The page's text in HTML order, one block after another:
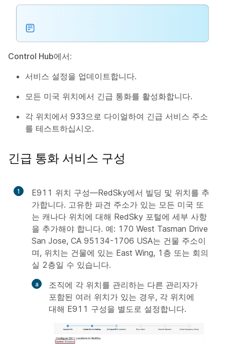
Control Hub에서:
서비스 설정을 업데이트합니다.
모든 미국 위치에서 긴급 통화를 활성화합니다.
각 위치에서 933으로 다이얼하여 긴급 서비스 주소
를 테스트하십시오.
긴급 통화 서비스 구성
1
E911 위치 구성—RedSky에서 빌딩 및 위치를 추
가합니다. 고유한 파견 주소가 있는 모든 미국 또
는 캐나다 위치에 대해 RedSky 포털에 세부 사항
을 추가해야 합니다. 예: 170 West Tasman Drive
San Jose, CA 95134-1706 USA는 건물 주소이
며, 위치는 건물에 있는 East Wing, 1층 또는 회의
실 2층일 수 있습니다.
조직에 각 위치를 관리하는 다른 관리자가
포함된 여러 위치가 있는 경우, 각 위치에
대해 E911 구성을 별도로 설정합니다.